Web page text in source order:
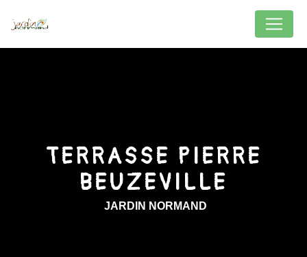
TERRASSE PIERRE
BEUZEVILLE
JARDIN NORMAND